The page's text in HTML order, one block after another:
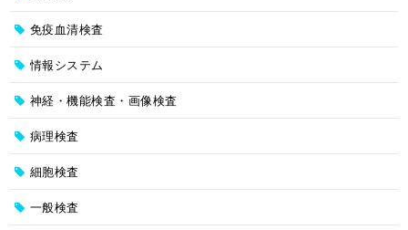
免疫血清検査
情報システム
神経・機能検査・画像検査
病理検査
細胞検査
一般検査